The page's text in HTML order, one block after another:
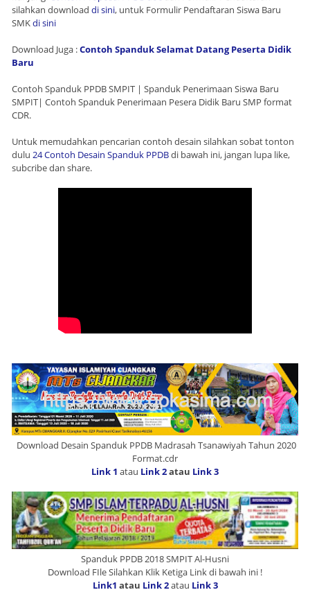
silahkan download di sini, untuk Formulir Pendaftaran Siswa Baru
SMKdi sini
Download Juga :Contoh Spanduk Selamat Datang Peserta Didik
Baru
Contoh Spanduk PPDB SMPIT | Spanduk Penerimaan Siswa Baru
SMPIT| Contoh Spanduk Penerimaan Pesera Didik Baru SMP format
CDR.
Untuk memudahkan pencarian contoh desain silahkan sobat tonton
dulu 24 Contoh Desain Spanduk PPDBdi bawah ini, jangan lupa like,
subcribe dan share.
Download Desain Spanduk PPDB Madrasah Tsanawiyah Tahun 2020
Format.cdr
Link 1 atau Link 2atau Link 3
Spanduk PPDB 2018 SMPIT Al-Husni
Download FIle Silahkan Klik Ketiga Link di bawah ini !
Link1 atau Link 2atau Link 3